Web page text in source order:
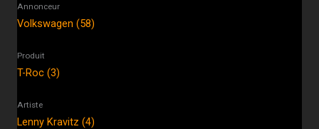
Annonceur
Volkswagen (58)
Produit
T-Roc (3)
Artiste
Lenny Kravitz (4)